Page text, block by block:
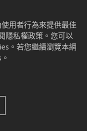
X-X
XXS-X-X-X-X-
用者行為來提供最佳
隱私權政策。您可以
。若您繼續瀏覽本網